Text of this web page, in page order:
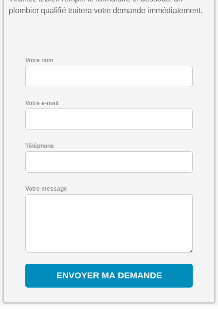
plombier qualifié traitera votre demande immédiatement.
Votre nom
Votre e-mail
Téléphone
Votre message